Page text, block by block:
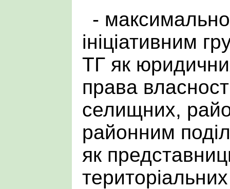
-
ініціативним
ТГ як
права
селищних,
районним
як